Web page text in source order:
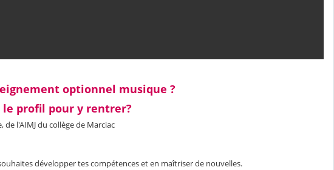
optionnel musique ?
le profil pour y rentrer?
l'AIMJ du collège de Marciac
développer tes compétences et en maîtriser de nouvelles.